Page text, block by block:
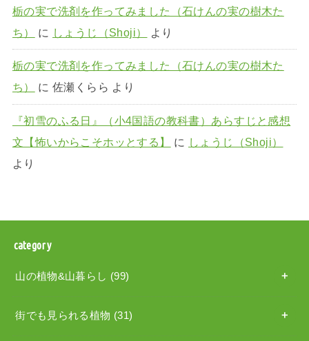
栃の実で洗剤を作ってみました（石けんの実の樹木た
ち）
に しょうじ（Shoji） より
栃の実で洗剤を作ってみました（石けんの実の樹木た
ち）
に 佐瀬くらら より
『初雪のふる日』（小4国語の教科書）あらすじと感想
文【怖いからこそホッとする】
に しょうじ（Shoji）
より
category
山の植物&山暮らし (99)
街でも見られる植物 (31)